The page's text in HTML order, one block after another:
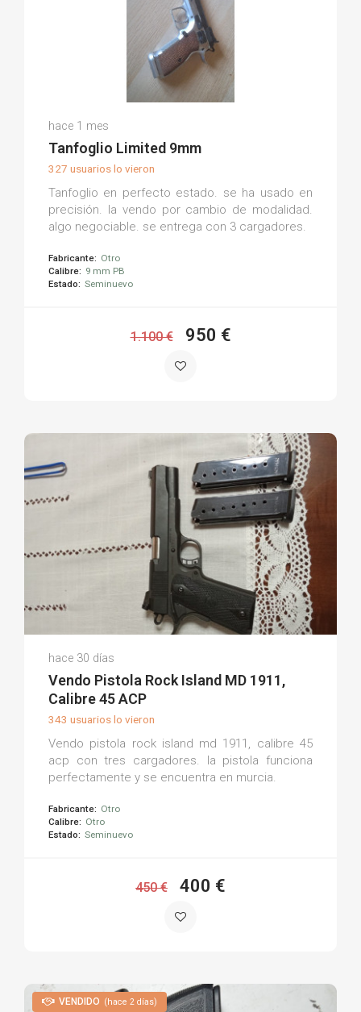
(0)
hace 1 mes
Tanfoglio Limited 9mm
327 usuarios lo vieron
Tanfoglio en perfecto estado. se ha usado en
precisión. la vendo por cambio de modalidad.
algo negociable. se entrega con 3 cargadores.
Fabricante: Otro
Calibre: 9 mm PB
Estado: Seminuevo
1.100 € 950 €
Francisco M.
(0)
hace 30 días
Vendo Pistola Rock Island MD 1911,
Calibre 45 ACP
343 usuarios lo vieron
Vendo pistola rock island md 1911, calibre 45
acp con tres cargadores. la pistola funciona
perfectamente y se encuentra en murcia.
Fabricante: Otro
Calibre: Otro
Estado: Seminuevo
450 € 400 €
VENDIDO (hace 2 días)